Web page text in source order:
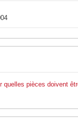
pièces doivent